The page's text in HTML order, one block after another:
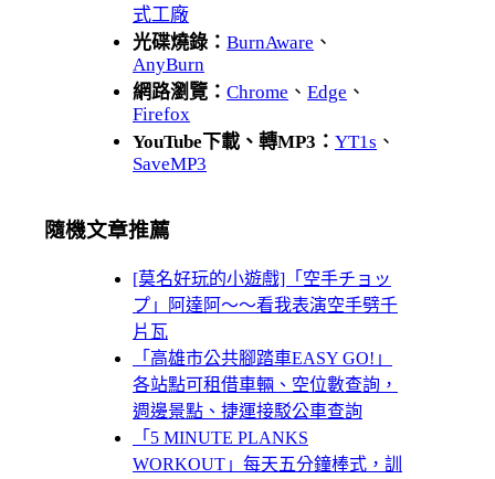
式工廠
光碟燒錄： BurnAware 、
AnyBurn
網路瀏覽： Chrome 、 Edge 、
Firefox
YouTube下載、轉MP3： YT1s 、
SaveMP3
隨機文章推薦
[莫名好玩的小遊戲]「空手チョッ
プ」阿達阿～～看我表演空手劈千
片瓦
「高雄市公共腳踏車EASY GO!」
各站點可租借車輛、空位數查詢，
週邊景點、捷運接駁公車查詢
「5 MINUTE PLANKS
WORKOUT」每天五分鐘棒式，訓